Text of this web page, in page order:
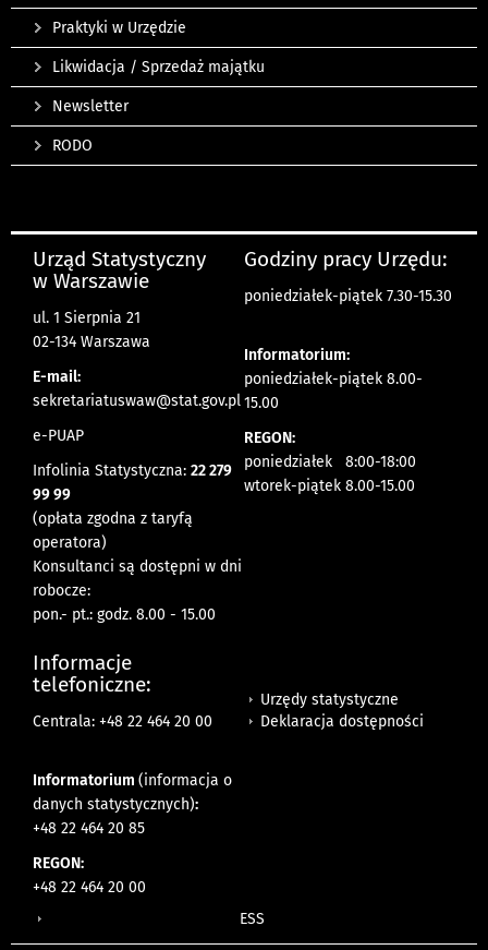
Praktyki w Urzędzie
Likwidacja / Sprzedaż majątku
Newsletter
RODO
Urząd Statystyczny
w Warszawie
ul. 1 Sierpnia 21
02-134 Warszawa
E-mail:
sekretariatuswaw@stat.gov.pl
e-PUAP
Infolinia Statystyczna: 22 279
99 99
(opłata zgodna z taryfą
operatora)
Konsultanci są dostępni w dni
robocze:
pon.- pt.: godz. 8.00 - 15.00
Godziny pracy Urzędu:
poniedziałek-piątek 7.30-15.30
Informatorium:
poniedziałek-piątek 8.00-
15.00
REGON:
poniedziałek 8:00-18:00
wtorek-piątek 8.00-15.00
Informacje
telefoniczne:
Centrala: +48 22 464 20 00
Informatorium (informacja o
danych statystycznych):
+48 22 464 20 85
REGON:
+48 22 464 20 00
Urzędy statystyczne
Deklaracja dostępności
ESS